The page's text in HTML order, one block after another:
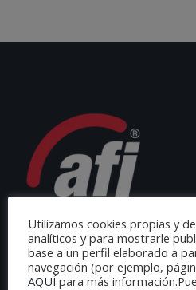
Utilizamos cookies propias y
analíticos y para mostrarle
base a un perfil elaborado a
navegación (por ejemplo,
AQUÍ para más